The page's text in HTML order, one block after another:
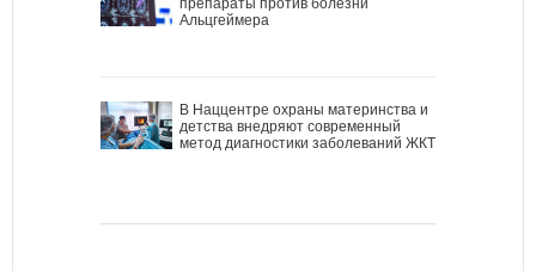
Альцгеймера
В Наццентре охраны материнства и
детства внедряют современный
метод диагностики заболеваний ЖКТ